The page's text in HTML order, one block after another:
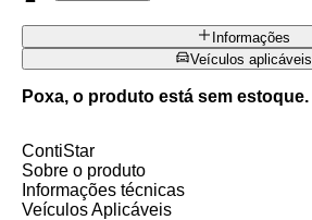
Informações
Veículos aplicáveis
Poxa, o produto está sem estoque.
ContiStar
Sobre o produto
Informações técnicas
Veículos Aplicáveis